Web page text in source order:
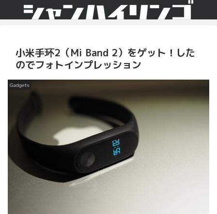
小米手环2（Mi Band 2）をゲット！した
のでフォトインプレッション
Gadgets